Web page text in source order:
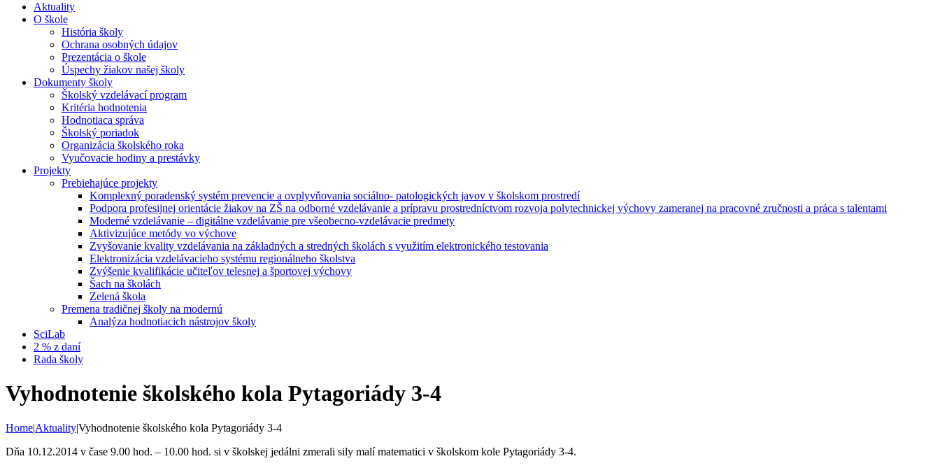
Aktuality
O škole
História školy
Ochrana osobných údajov
Prezentácia o škole
Úspechy žiakov našej školy
Dokumenty školy
Školský vzdelávací program
Kritéria hodnotenia
Hodnotiaca správa
Školský poriadok
Organizácia školského roka
Vyučovacie hodiny a prestávky
Projekty
Prebiehajúce projekty
Komplexný poradenský systém prevencie a ovplyvňovania sociálno- patologických javov v školskom prostredí
Podpora profesijnej orientácie žiakov na ZŠ na odborné vzdelávanie a prípravu prostredníctvom rozvoja polytechnickej výchovy zameranej na pracovné zručnosti a práca s talentami
Moderné vzdelávanie – digitálne vzdelávanie pre všeobecno-vzdelávacie predmety
Aktivizujúce metódy vo výchove
Zvyšovanie kvality vzdelávania na základných a stredných školách s využitím elektronického testovania
Elektronizácia vzdelávacieho systému regionálneho školstva
Zvýšenie kvalifikácie učiteľov telesnej a športovej výchovy
Šach na školách
Zelená škola
Premena tradičnej školy na modernú
Analýza hodnotiacich nástrojov školy
SciLab
2 % z daní
Rada školy
Vyhodnotenie školského kola Pytagoriády 3-4
Home|Aktuality|Vyhodnotenie školského kola Pytagoriády 3-4
Dňa 10.12.2014 v čase 9.00 hod. – 10.00 hod. si v školskej jedálni zmerali sily malí matematici v školskom kole Pytagoriády 3-4.